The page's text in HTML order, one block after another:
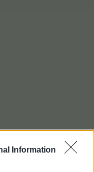
Information